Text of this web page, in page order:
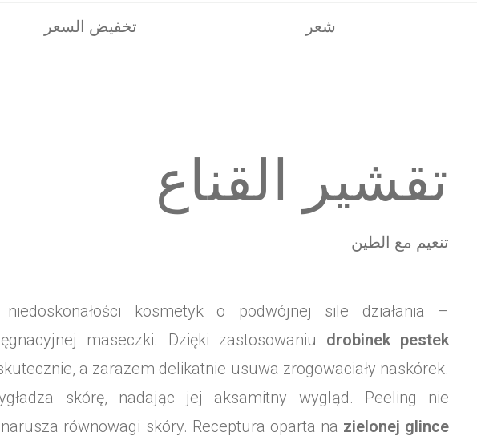
مكونات مختارة
شعر تخفيض السعر
تقشير القناع
تنعيم مع الطين
niedoskonałości kosmetyk o podwójnej sile działania –
maseczki. Dzięki zastosowaniu drobinek pestek
a zarazem delikatnie usuwa zrogowaciały naskórek.
skórę, nadając jej aksamitny wygląd. Peeling nie
równowagi skóry. Receptura oparta na zielonej glince